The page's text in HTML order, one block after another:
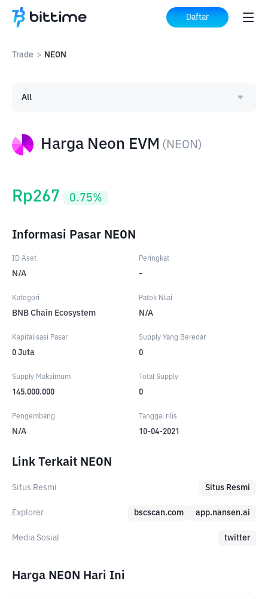
Daftar
Trade > NEON
Harga Neon EVM ( NEON )
All
Rp267 0.75%
Informasi Pasar NEON
ID Aset
N/A
Peringkat
-
Kategori
BNB Chain Ecosystem
Patok Nilai
N/A
Kapitalisasi Pasar
0 Juta
Supply Yang Beredar
0
Supply Maksimum
145.000.000
Total Supply
0
Pengembang
N/A
Tanggal rilis
10-04-2021
Link Terkait NEON
Situs Resmi Situs Resmi
Explorer bscscan.com app.nansen.ai
Media Sosial twitter
Harga NEON Hari Ini